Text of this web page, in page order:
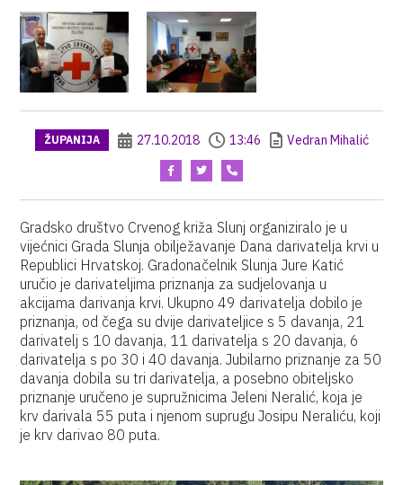
ŽUPANIJA 27.10.2018 13:46 Vedran Mihalić
Gradsko društvo Crvenog križa Slunj organiziralo je u
vijećnici Grada Slunja obilježavanje Dana darivatelja krvi u
Republici Hrvatskoj. Gradonačelnik Slunja Jure Katić
uručio je darivateljima priznanja za sudjelovanja u
akcijama darivanja krvi. Ukupno 49 darivatelja dobilo je
priznanja, od čega su dvije darivateljice s 5 davanja, 21
darivatelj s 10 davanja, 11 darivatelja s 20 davanja, 6
darivatelja s po 30 i 40 davanja. Jubilarno priznanje za 50
davanja dobila su tri darivatelja, a posebno obiteljsko
priznanje uručeno je supružnicima Jeleni Neralić, koja je
krv darivala 55 puta i njenom suprugu Josipu Neraliću, koji
je krv darivao 80 puta.